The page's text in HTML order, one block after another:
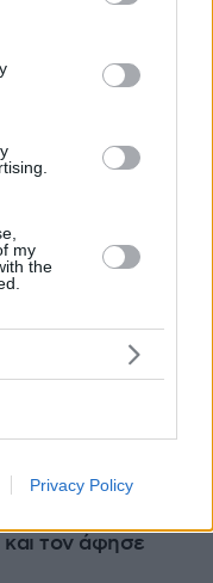
third-party tags to
in below Google
my
the
Privacy Policy
με
και τον άφησε